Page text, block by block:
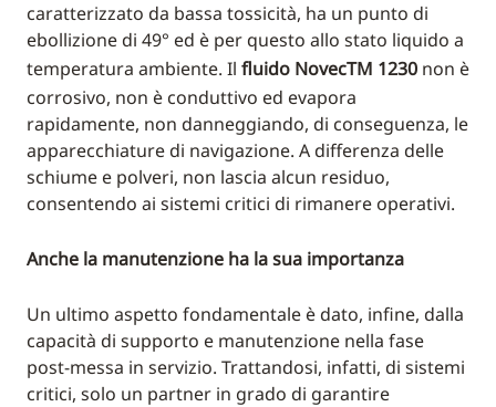
caratterizzato da bassa tossicità, ha un punto di
ebollizione di 49° ed è per questo allo stato liquido a
temperatura ambiente. Il fluido NovecTM 1230 non è
corrosivo, non è conduttivo ed evapora
rapidamente, non danneggiando, di conseguenza, le
apparecchiature di navigazione. A differenza delle
schiume e polveri, non lascia alcun residuo,
consentendo ai sistemi critici di rimanere operativi.
Anche la manutenzione ha la sua importanza
Un ultimo aspetto fondamentale è dato, infine, dalla
capacità di supporto e manutenzione nella fase
post-messa in servizio. Trattandosi, infatti, di sistemi
critici, solo un partner in grado di garantire